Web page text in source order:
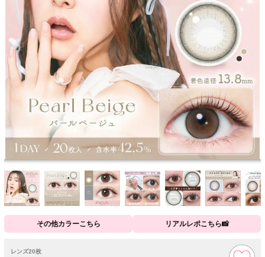
その他カラーこちら リアルレポこちら📸
レンズ20枚